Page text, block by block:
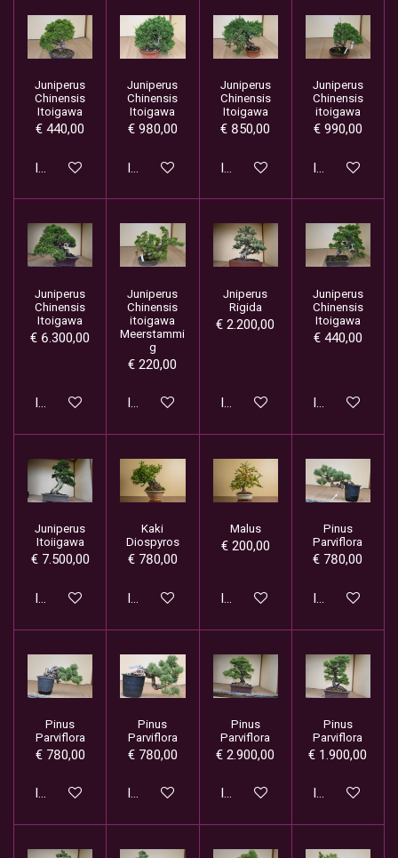
Juniperus
Chinensis
Itoigawa
€ 440,00
In winkelwagen
Juniperus
Chinensis
Itoigawa
€ 980,00
In winkelwagen
Juniperus
Chinensis
Itoigawa
€ 850,00
In winkelwagen
Juniperus
Chinensis
itoigawa
€ 990,00
In
Juniperus
Chinensis
Itoigawa
€ 6.300,00
In winkelwagen
Juniperus
Chinensis
itoigawa
Meerstammi
g
€ 220,00
In winkelwagen
Jniperus
Rigida
€ 2.200,00
In winkelwagen
Juniperus
Chinensis
Itoigawa
€ 440,00
In
Juniperus
Itoiigawa
€ 7.500,00
In winkelwagen
Kaki
Diospyros
€ 780,00
In winkelwagen
Malus
€ 200,00
In winkelwagen
Pinus
Parviflora
€ 780,00
In
Pinus
Parviflora
€ 780,00
In winkelwagen
Pinus
Parviflora
€ 780,00
In winkelwagen
Pinus
Parviflora
€ 2.900,00
In winkelwagen
Pinus
Parviflora
€ 1.900,00
In